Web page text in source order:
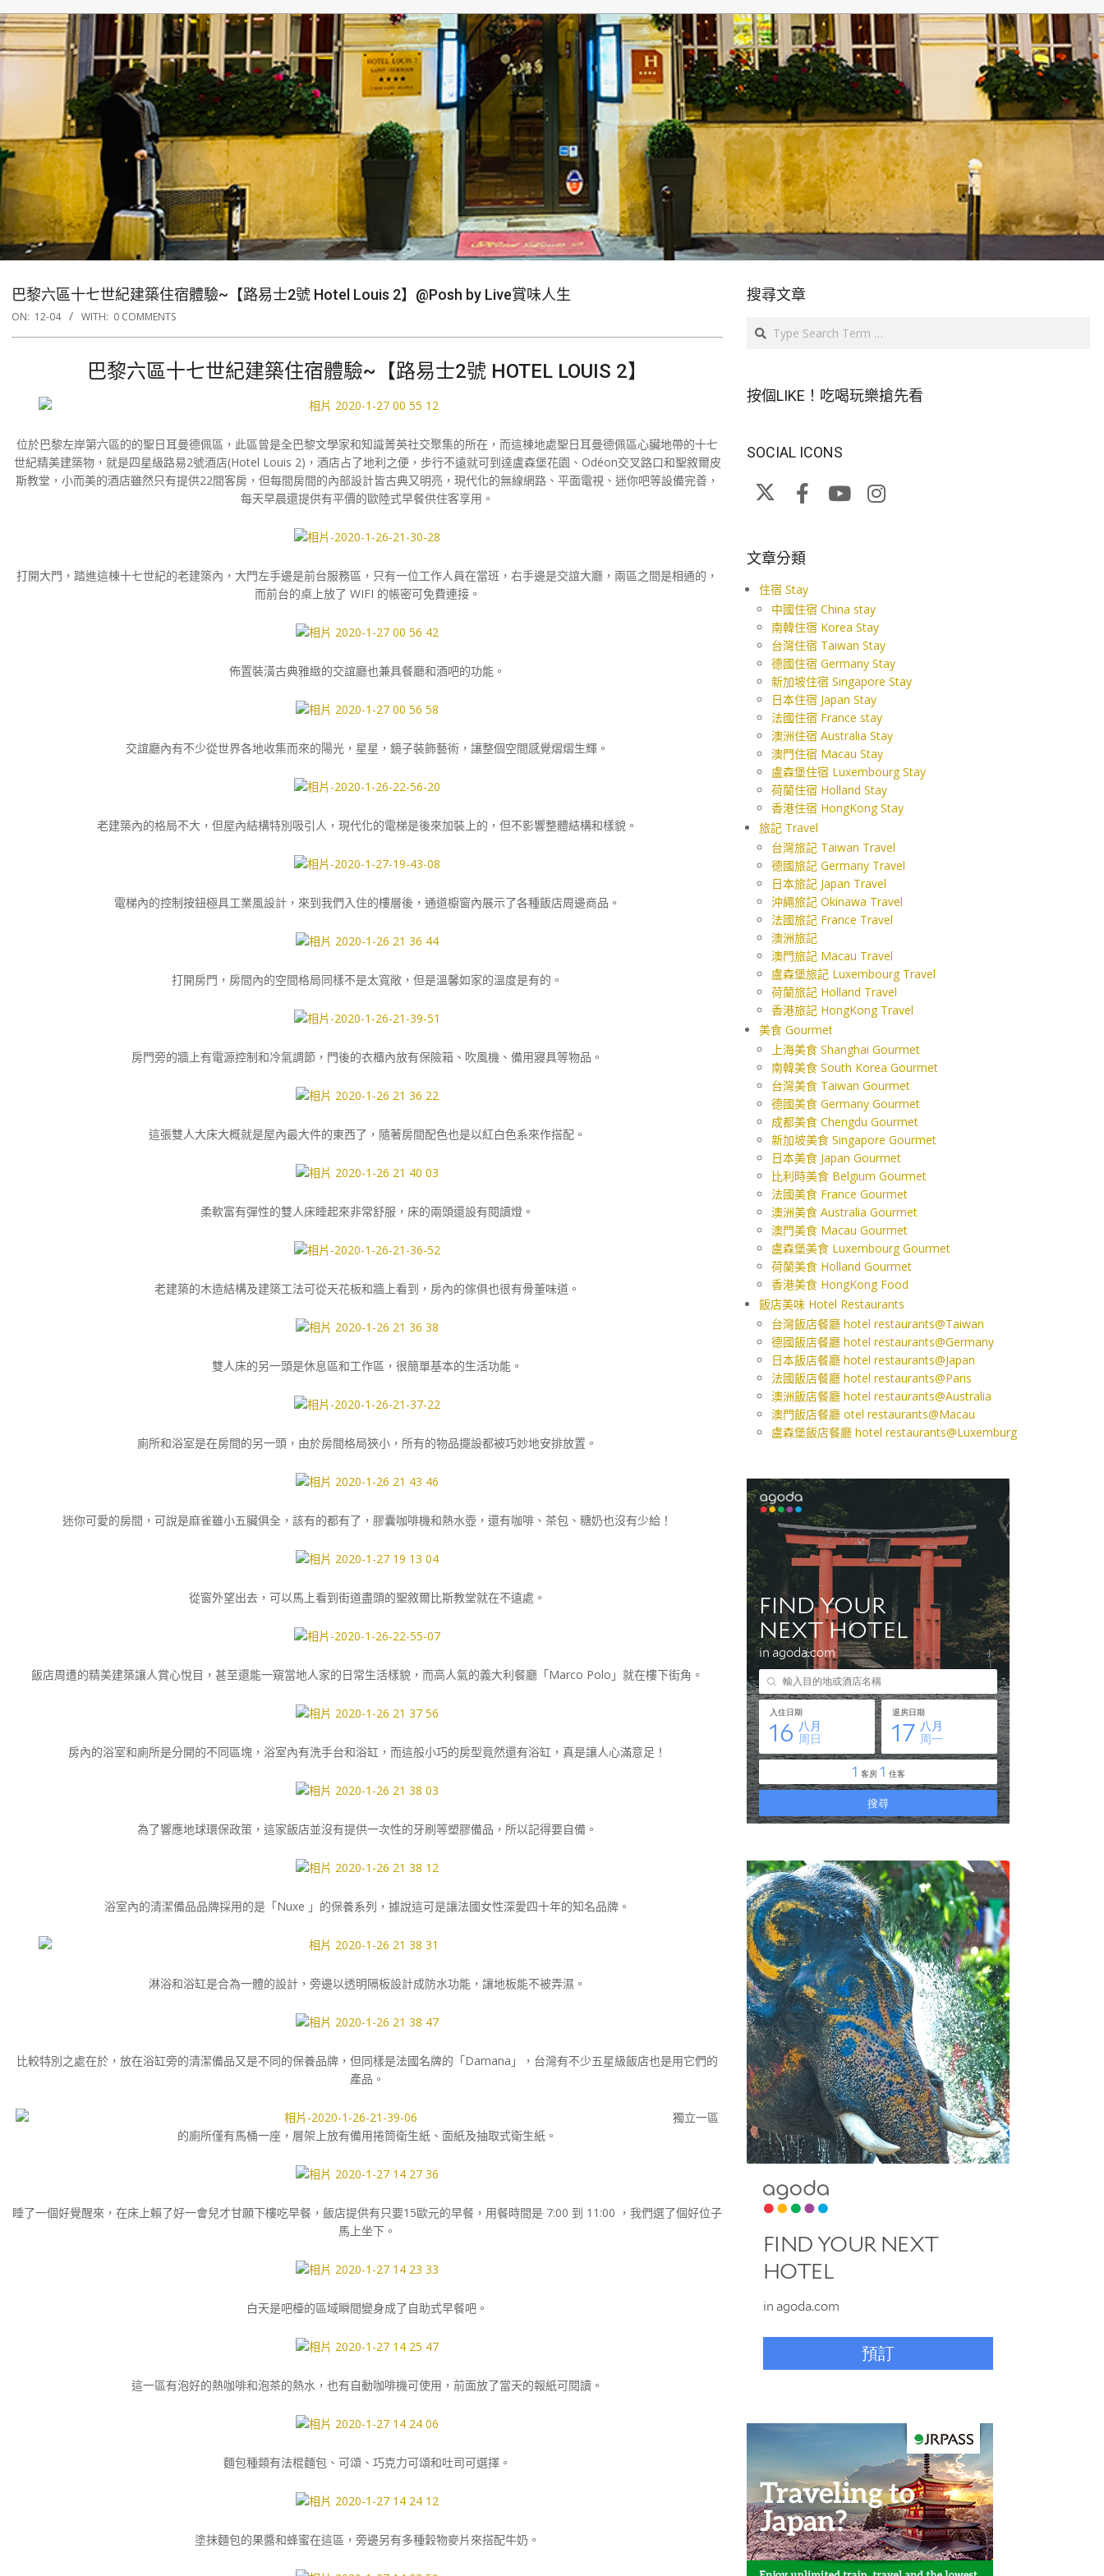
巴黎六區十七世紀建築住宿體驗~【路易士2號 Hotel Louis 2】@Posh by Live賞味人生
ON: 12-04 WITH: 0 COMMENTS
巴黎六區十七世紀建築住宿體驗~【路易士2號 HOTEL LOUIS 2】
位於巴黎左岸第六區的的聖日耳曼德佩區，此區曾是全巴黎文學家和知識菁英社交聚集的所在，而這棟地處聖日耳曼德佩區心臟地帶的十七
世紀精美建築物，就是四星級路易2號酒店(Hotel Louis 2)，酒店占了地利之便，步行不遠就可到達盧森堡花園、Odéon交叉路口和聖敘爾皮
斯教堂，小而美的酒店雖然只有提供22間客房，但每間房間的內部設計皆古典又明亮，現代化的無線網路、平面電視、迷你吧等設備完善，
每天早晨還提供有平價的歐陸式早餐供住客享用。
打開大門，踏進這棟十七世紀的老建築內，大門左手邊是前台服務區，只有一位工作人員在當班，右手邊是交誼大廳，兩區之間是相通的，
而前台的桌上放了 WIFI 的帳密可免費連接。
佈置裝潢古典雅緻的交誼廳也兼具餐廳和酒吧的功能。
交誼廳內有不少從世界各地收集而來的陽光，星星，鏡子裝飾藝術，讓整個空間感覺熠熠生輝。
老建築內的格局不大，但屋內結構特別吸引人，現代化的電梯是後來加裝上的，但不影響整體結構和樣貌。
電梯內的控制按鈕極具工業風設計，來到我們入住的樓層後，通道櫥窗內展示了各種飯店周邊商品。
打開房門，房間內的空間格局同樣不是太寬敞，但是溫馨如家的溫度是有的。
房門旁的牆上有電源控制和冷氣調節，門後的衣櫃內放有保險箱、吹風機、備用寢具等物品。
這張雙人大床大概就是屋內最大件的東西了，隨著房間配色也是以紅白色系來作搭配。
柔軟富有彈性的雙人床睡起來非常舒服，床的兩頭還設有閱讀燈。
老建築的木造結構及建築工法可從天花板和牆上看到，房內的傢俱也很有骨董味道。
雙人床的另一頭是休息區和工作區，很簡單基本的生活功能。
廁所和浴室是在房間的另一頭，由於房間格局狹小，所有的物品擺設都被巧妙地安排放置。
迷你可愛的房間，可說是麻雀雖小五臟俱全，該有的都有了，膠囊咖啡機和熱水壺，還有咖啡、茶包、糖奶也沒有少給！
從窗外望出去，可以馬上看到街道盡頭的聖敘爾比斯教堂就在不遠處。
飯店周遭的精美建築讓人賞心悅目，甚至還能一窺當地人家的日常生活樣貌，而高人氣的義大利餐廳「Marco Polo」就在樓下街角。
房內的浴室和廁所是分開的不同區塊，浴室內有洗手台和浴缸，而這般小巧的房型竟然還有浴缸，真是讓人心滿意足！
為了響應地球環保政策，這家飯店並沒有提供一次性的牙刷等塑膠備品，所以記得要自備。
浴室內的清潔備品品牌採用的是「Nuxe 」的保養系列，據說這可是讓法國女性深愛四十年的知名品牌。
淋浴和浴缸是合為一體的設計，旁邊以透明隔板設計成防水功能，讓地板能不被弄濕。
比較特別之處在於，放在浴缸旁的清潔備品又是不同的保養品牌，但同樣是法國名牌的「Damana」，台灣有不少五星級飯店也是用它們的
產品。
獨立一區
的廁所僅有馬桶一座，層架上放有備用捲筒衛生紙、面紙及抽取式衛生紙。
睡了一個好覺醒來，在床上賴了好一會兒才甘願下樓吃早餐，飯店提供有只要15歐元的早餐，用餐時間是 7:00 到 11:00 ，我們選了個好位子
馬上坐下。
白天是吧檯的區域瞬間變身成了自助式早餐吧。
這一區有泡好的熱咖啡和泡茶的熱水，也有自動咖啡機可使用，前面放了當天的報紙可閱讀。
麵包種類有法棍麵包、可頌、巧克力可頌和吐司可選擇。
塗抹麵包的果醬和蜂蜜在這區，旁邊另有多種穀物麥片來搭配牛奶。
搜尋文章
Search
按個LIKE！吃喝玩樂搶先看
SOCIAL ICONS
文章分類
住宿 Stay
中國住宿 China stay
南韓住宿 Korea Stay
台灣住宿 Taiwan Stay
德國住宿 Germany Stay
新加坡住宿 Singapore Stay
日本住宿 Japan Stay
法國住宿 France stay
澳洲住宿 Australia Stay
澳門住宿 Macau Stay
盧森堡住宿 Luxembourg Stay
荷蘭住宿 Holland Stay
香港住宿 HongKong Stay
旅記 Travel
台灣旅記 Taiwan Travel
德國旅記 Germany Travel
日本旅記 Japan Travel
沖繩旅記 Okinawa Travel
法國旅記 France Travel
澳洲旅記
澳門旅記 Macau Travel
盧森堡旅記 Luxembourg Travel
荷蘭旅記 Holland Travel
香港旅記 HongKong Travel
美食 Gourmet
上海美食 Shanghai Gourmet
南韓美食 South Korea Gourmet
台灣美食 Taiwan Gourmet
德國美食 Germany Gourmet
成都美食 Chengdu Gourmet
新加坡美食 Singapore Gourmet
日本美食 Japan Gourmet
比利時美食 Belgium Gourmet
法國美食 France Gourmet
澳洲美食 Australia Gourmet
澳門美食 Macau Gourmet
盧森堡美食 Luxembourg Gourmet
荷蘭美食 Holland Gourmet
香港美食 HongKong Food
飯店美味 Hotel Restaurants
台灣飯店餐廳 hotel restaurants@Taiwan
德國飯店餐廳 hotel restaurants@Germany
日本飯店餐廳 hotel restaurants@Japan
法國飯店餐廳 hotel restaurants@Paris
澳洲飯店餐廳 hotel restaurants@Australia
澳門飯店餐廳 otel restaurants@Macau
盧森堡飯店餐廳 hotel restaurants@Luxemburg